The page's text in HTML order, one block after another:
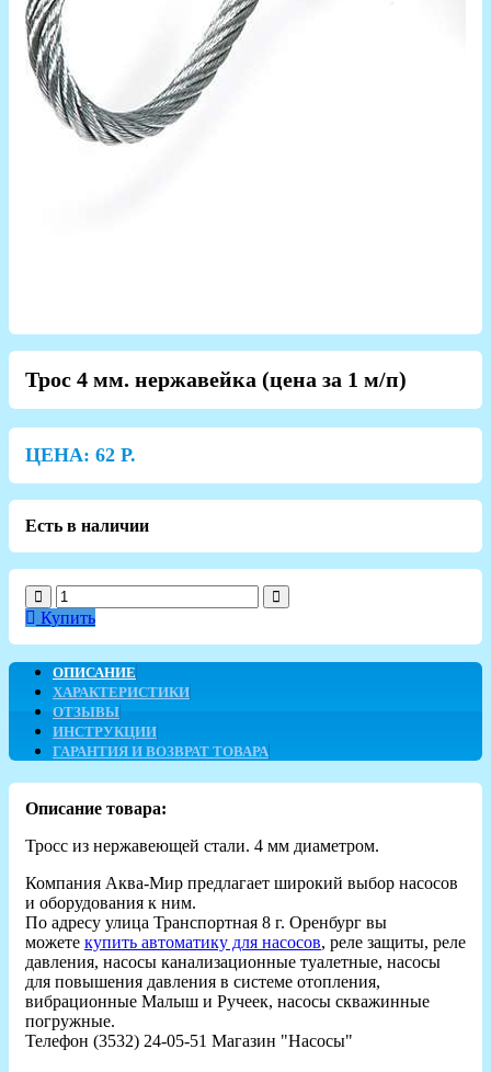
Трос 4 мм. нержавейка (цена за 1 м/п)
ЦЕНА: 62 Р.
Есть в наличии
Купить
ОПИСАНИЕ
ХАРАКТЕРИСТИКИ
ОТЗЫВЫ
ИНСТРУКЦИИ
ГАРАНТИЯ И ВОЗВРАТ ТОВАРА
Описание товара:
Тросс из нержавеющей стали. 4 мм диаметром.
Компания Аква-Мир предлагает широкий выбор насосов
и оборудования к ним.
По адресу улица Транспортная 8 г. Оренбург вы
можете купить автоматику для насосов, реле защиты, реле
давления, насосы канализационные туалетные, насосы
для повышения давления в системе отопления,
вибрационные Малыш и Ручеек, насосы скважинные
погружные.
Телефон (3532) 24-05-51 Магазин "Насосы"